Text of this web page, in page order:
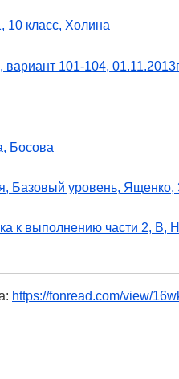
10 класс, Холина
101-104,
Босова
Базовый уровень, Ященко,
к выполнению части 2, В,
https://fonread.com/view/